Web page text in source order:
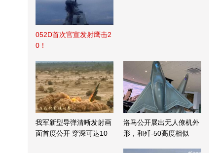
052D首次官宣发射鹰击2
0！
我军新型导弹清晰发射画
面首度公开 穿深可达10
洛马公开展出无人僚机外
形，和歼-50高度相似